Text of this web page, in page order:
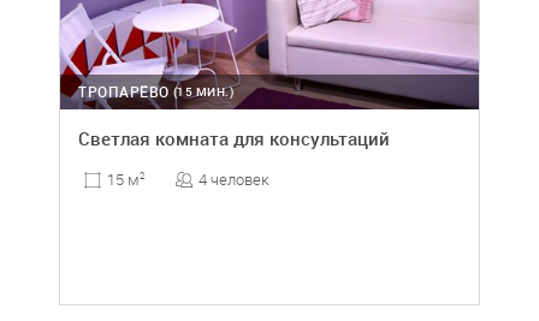
(15 МИН.)
ТРОПАРЁВО
Светлая комната для консультаций
15 м2 4 человек